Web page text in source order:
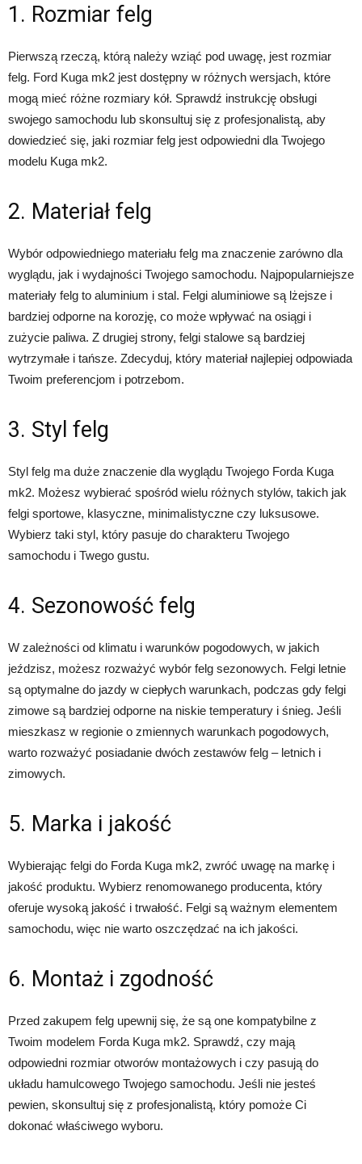
1. Rozmiar felg
Pierwszą rzeczą, którą należy wziąć pod uwagę, jest rozmiar
felg. Ford Kuga mk2 jest dostępny w różnych wersjach, które
mogą mieć różne rozmiary kół. Sprawdź instrukcję obsługi
swojego samochodu lub skonsultuj się z profesjonalistą, aby
dowiedzieć się, jaki rozmiar felg jest odpowiedni dla Twojego
modelu Kuga mk2.
2. Materiał felg
Wybór odpowiedniego materiału felg ma znaczenie zarówno dla
wyglądu, jak i wydajności Twojego samochodu. Najpopularniejsze
materiały felg to aluminium i stal. Felgi aluminiowe są lżejsze i
bardziej odporne na korozję, co może wpływać na osiągi i
zużycie paliwa. Z drugiej strony, felgi stalowe są bardziej
wytrzymałe i tańsze. Zdecyduj, który materiał najlepiej odpowiada
Twoim preferencjom i potrzebom.
3. Styl felg
Styl felg ma duże znaczenie dla wyglądu Twojego Forda Kuga
mk2. Możesz wybierać spośród wielu różnych stylów, takich jak
felgi sportowe, klasyczne, minimalistyczne czy luksusowe.
Wybierz taki styl, który pasuje do charakteru Twojego
samochodu i Twego gustu.
4. Sezonowość felg
W zależności od klimatu i warunków pogodowych, w jakich
jeździsz, możesz rozważyć wybór felg sezonowych. Felgi letnie
są optymalne do jazdy w ciepłych warunkach, podczas gdy felgi
zimowe są bardziej odporne na niskie temperatury i śnieg. Jeśli
mieszkasz w regionie o zmiennych warunkach pogodowych,
warto rozważyć posiadanie dwóch zestawów felg – letnich i
zimowych.
5. Marka i jakość
Wybierając felgi do Forda Kuga mk2, zwróć uwagę na markę i
jakość produktu. Wybierz renomowanego producenta, który
oferuje wysoką jakość i trwałość. Felgi są ważnym elementem
samochodu, więc nie warto oszczędzać na ich jakości.
6. Montaż i zgodność
Przed zakupem felg upewnij się, że są one kompatybilne z
Twoim modelem Forda Kuga mk2. Sprawdź, czy mają
odpowiedni rozmiar otworów montażowych i czy pasują do
układu hamulcowego Twojego samochodu. Jeśli nie jesteś
pewien, skonsultuj się z profesjonalistą, który pomoże Ci
dokonać właściwego wyboru.